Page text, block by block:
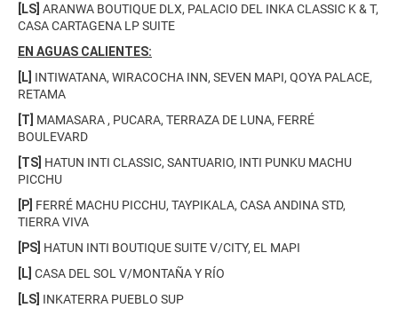
[LS] ARANWA BOUTIQUE DLX, PALACIO DEL INKA CLASSIC K & T,
CASA CARTAGENA LP SUITE
EN AGUAS CALIENTES:
[L] INTIWATANA, WIRACOCHA INN, SEVEN MAPI, QOYA PALACE,
RETAMA
[T] MAMASARA , PUCARA, TERRAZA DE LUNA, FERRÉ
BOULEVARD
[TS] HATUN INTI CLASSIC, SANTUARIO, INTI PUNKU MACHU
PICCHU
[P] FERRÉ MACHU PICCHU, TAYPIKALA, CASA ANDINA STD,
TIERRA VIVA
[PS] HATUN INTI BOUTIQUE SUITE V/CITY, EL MAPI
[L] CASA DEL SOL V/MONTAÑA Y RÍO
[LS] INKATERRA PUEBLO SUP